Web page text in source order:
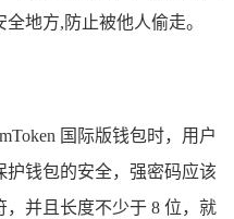
地方,防止被他人偷走。
国际版钱包时，用户
钱包的安全，强密码应该
并且长度不少于 8 位，就